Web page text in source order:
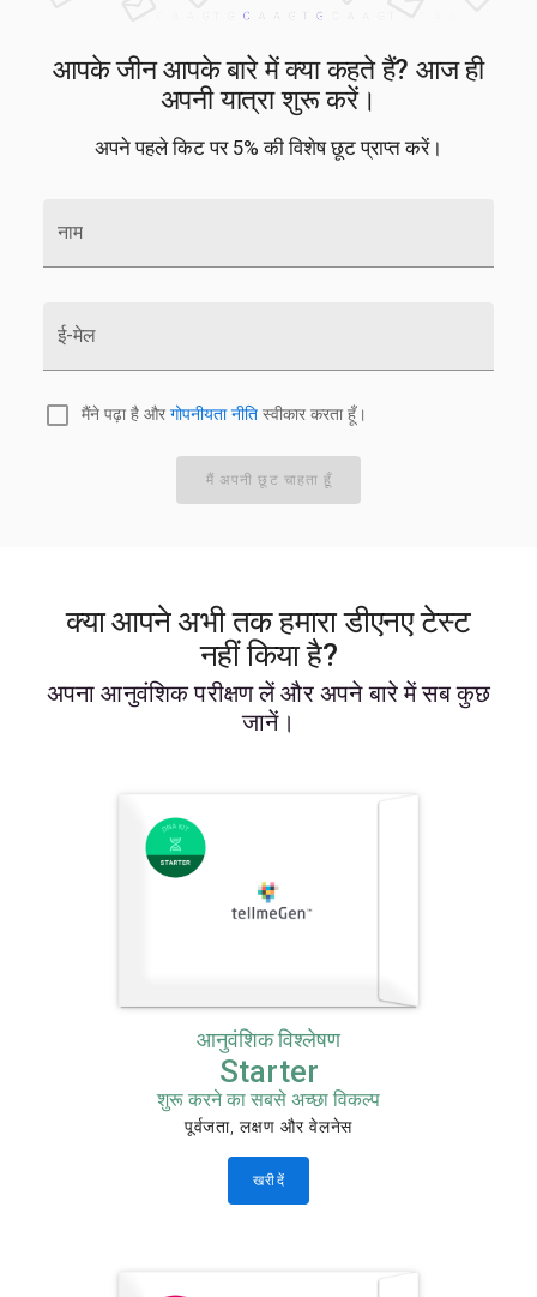
आपके जीन आपके बारे में क्या कहते हैं? आज ही
अपनी यात्रा शुरू करें।
अपने पहले किट पर 5% की विशेष छूट प्राप्त करें।
नाम
ई-मेल
मैंने पढ़ा है और गोपनीयता नीति स्वीकार करता हूँ।
मैं अपनी छूट चाहता हूँ
क्या आपने अभी तक हमारा डीएनए टेस्ट
नहीं किया है?
अपना आनुवंशिक परीक्षण लें और अपने बारे में सब कुछ
जानें।
आनुवंशिक विश्लेषण
Starter
शुरू करने का सबसे अच्छा विकल्प
पूर्वजता, लक्षण और वेलनेस
खरीदें